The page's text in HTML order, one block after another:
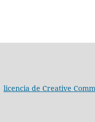
licencia de Creative